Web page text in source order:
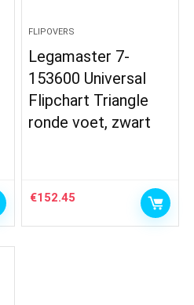
FLIPOVERS
Legamaster 7-
153600 Universal
Flipchart Triangle
ronde voet, zwart
€152.45